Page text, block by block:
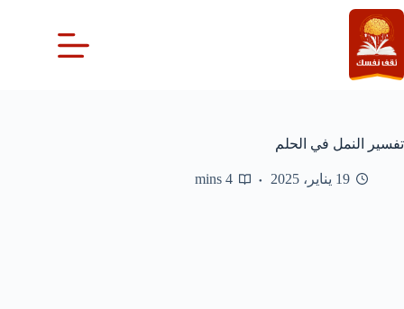
التجاوز
إلى
المحتوى
تفسير النمل في الحلم
19 يناير، 2025 4 mins